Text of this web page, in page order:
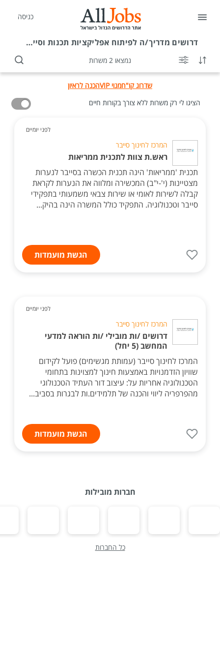
כניסה
דרושים מדריך/ה לפיתוח אפליקציות תכנות וסייבר בירושלים
נמצאו 2 משרות
שדרוג קו"חמנוי VIP
הכנה לראיון
הציגו לי רק משרות ללא צורך בקורות חיים
לפני יומיים
המרכז לחינוך סייבר
ראש.ת צוות לתכנית ממריאות
תכנית 'ממריאות' הינה תכנית הכשרה בסייבר לנערות
מצטיינות (י'-י"ב) המכשירה ומלווה את הנערות לקראת
קבלה לשירות לאומי או שירות צבאי משמעותי בתפקידי
סייבר וטכנולוגיה. התפקיד כולל המשרה הינה בהיק...
הגשת מועמדות
לפני יומיים
המרכז לחינוך סייבר
דרושים /ות מובילי /ות הוראה למדעי
המחשב (5 יחל)
המרכז לחינוך סייבר (עמותת מגשימים) פועל לקידום
שוויון הזדמנויות באמצעות חינוך למצוינות בתחומי
הטכנולוגיה אחריות על: עיצוב דור העתיד הטכנולוגי
מהפרפריה ליווי והכנה של תלמידים.ות לבגרות בסביב...
הגשת מועמדות
חברות מובילות
כל החברות